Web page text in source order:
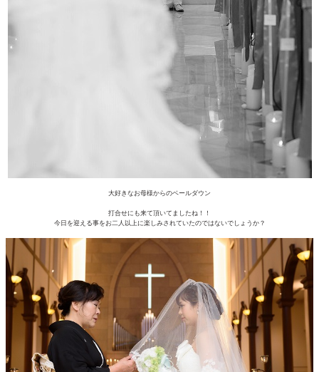
大好きなお母様からのベールダウン
打合せにも来て頂いてましたね！！
今日を迎える事をお二人以上に楽しみされていたのではないでしょうか？